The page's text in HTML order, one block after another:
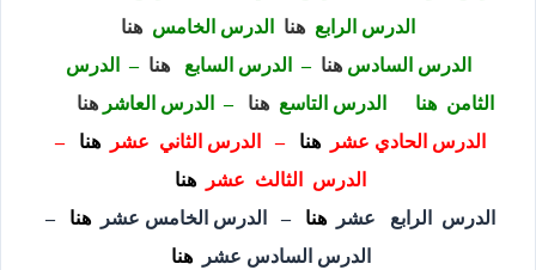
الدرس الرابع هنا الدرس الخامس هنا
الدرس السادسهنا – الدرس السابعهنا –
الدرس
الثامنهنا الدرس التاسعهنا – الدرس العاشرهنا
الدرس الحادي عشر هنا – الدرس الثاني عشر هنا
–
الدرس الثالث عشر هنا
الدرس الرابع عشر هنا – الدرس الخامس عشر هنا
–
الدرس السادس عشرهنا